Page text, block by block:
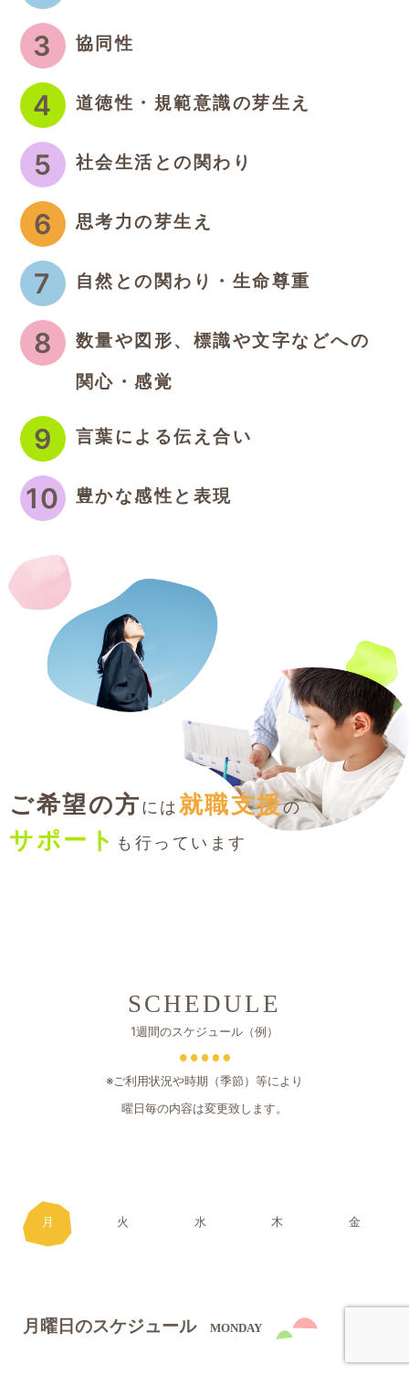
3 協同性
4 道徳性・規範意識の芽生え
5 社会生活との関わり
6 思考力の芽生え
7 自然との関わり・生命尊重
8 数量や図形、標識や文字などへの
関心・感覚
9 言葉による伝え合い
10 豊かな感性と表現
ご希望の方には就職支援の
サポート も行っています
SCHEDULE
1週間のスケジュール（例）
※ご利用状況や時期（季節）等により
曜日毎の内容は変更致します。
月 火 水 木 金
月曜日のスケジュール MONDAY